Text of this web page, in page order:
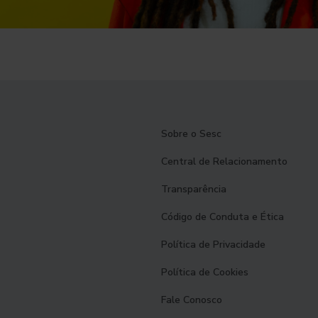
Sobre o Sesc
Central de Relacionamento
Transparência
Código de Conduta e Ética
Política de Privacidade
Política de Cookies
Fale Conosco